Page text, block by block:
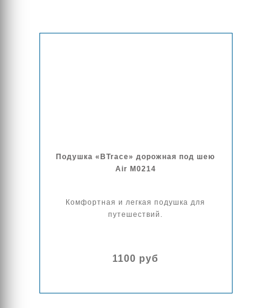
Подушка «BTrace» дорожная под шею
Air M0214
Комфортная и легкая подушка для
путешествий.
1100 руб